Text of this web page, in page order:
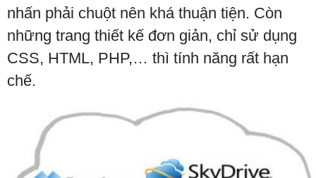
nhấn phải chuột nên khá thuận tiện. Còn
những trang thiết kế đơn giản, chỉ sử dụng
CSS, HTML, PHP,… thì tính năng rất hạn
chế.